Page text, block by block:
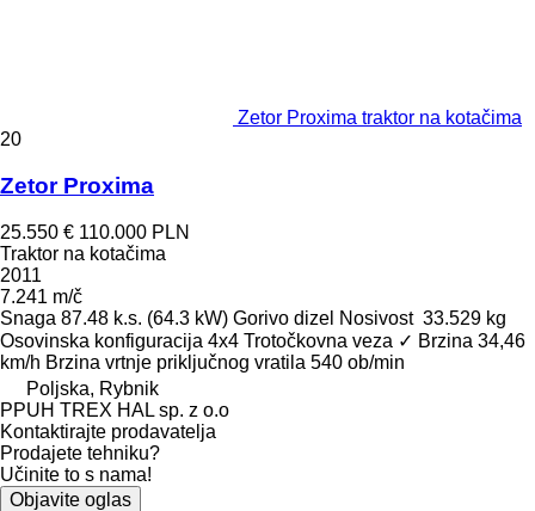
Zetor Proxima traktor na kotačima
20
Zetor Proxima
25.550 € 110.000 PLN
Traktor na kotačima
2011
7.241 m/č
Snaga 87.48 k.s. (64.3 kW) Gorivo dizel Nosivost 33.529 kg
Osovinska konfiguracija 4x4 Trotočkovna veza ✓ Brzina 34,46
km/h Brzina vrtnje priključnog vratila 540 ob/min
Poljska, Rybnik
PPUH TREX HAL sp. z o.o
Kontaktirajte prodavatelja
Prodajete tehniku?
Učinite to s nama!
Objavite oglas